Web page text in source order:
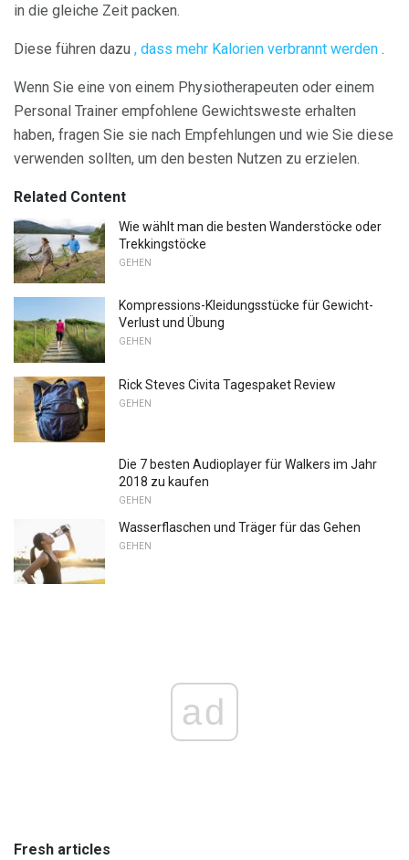
in die gleiche Zeit packen.
Diese führen dazu , dass mehr Kalorien verbrannt werden .
Wenn Sie eine von einem Physiotherapeuten oder einem
Personal Trainer empfohlene Gewichtsweste erhalten
haben, fragen Sie sie nach Empfehlungen und wie Sie diese
verwenden sollten, um den besten Nutzen zu erzielen.
Related Content
Wie wählt man die besten Wanderstöcke oder
Trekkingstöcke
GEHEN
Kompressions-Kleidungsstücke für Gewicht-
Verlust und Übung
GEHEN
Rick Steves Civita Tagespaket Review
GEHEN
Die 7 besten Audioplayer für Walkers im Jahr
2018 zu kaufen
GEHEN
Wasserflaschen und Träger für das Gehen
GEHEN
ad
Fresh articles